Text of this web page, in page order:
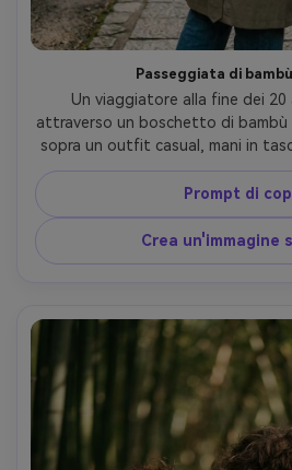
Passeggiata di
Un viaggiatore alla fine dei 20
attraverso un boschetto di
sopra un outfit casual, mani in
la spalla, sentiero di pietra e
mattutina presto, morbida
bagliore, scattato su Canon R5,
atmosfera editoriale di moda di
nitida sul viso, grana sottile del
Prompt di
Crea un'immagine